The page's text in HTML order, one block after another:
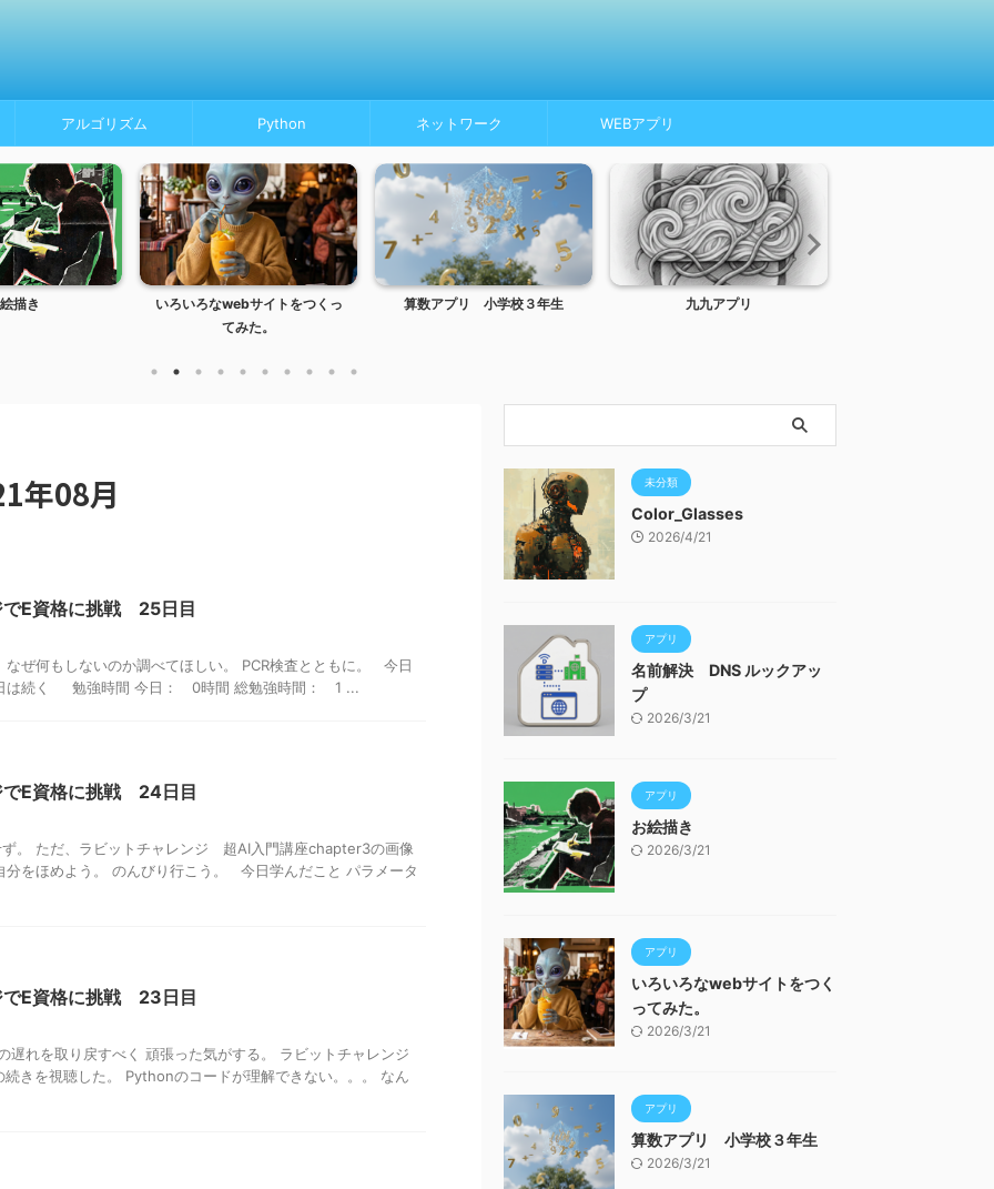
アルゴリズム Python ネットワーク WEBアプリ
描き
いろいろなwebサイトをつくっ
てみた。
算数アプリ 小学校３年生 九九アプリ
年08月
でE資格に挑戦 25日目
なぜ何もしないのか調べてほしい。 PCR検査とともに。 今日
は続く 勉強時間 今日： 0時間 総勉強時間： 1 ...
でE資格に挑戦 24日目
ず。 ただ、ラビットチャレンジ 超AI入門講座chapter3の画像
分をほめよう。 のんびり行こう。 今日学んだこと パラメータ
でE資格に挑戦 23日目
遅れを取り戻すべく 頑張った気がする。 ラビットチャレンジ
きを視聴した。 Pythonのコードが理解できない。。。 なん
未分類
Color_Glasses
2026/4/21
アプリ
名前解決 DNS ルックアッ
プ
2026/3/21
アプリ
お絵描き
2026/3/21
アプリ
いろいろなwebサイトをつく
ってみた。
2026/3/21
アプリ
算数アプリ 小学校３年生
2026/3/21